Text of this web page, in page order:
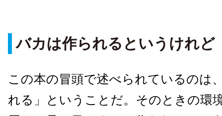
バカは作られるというけれど
この本の冒頭で述べられているのは
れる」ということだ。そのときの環